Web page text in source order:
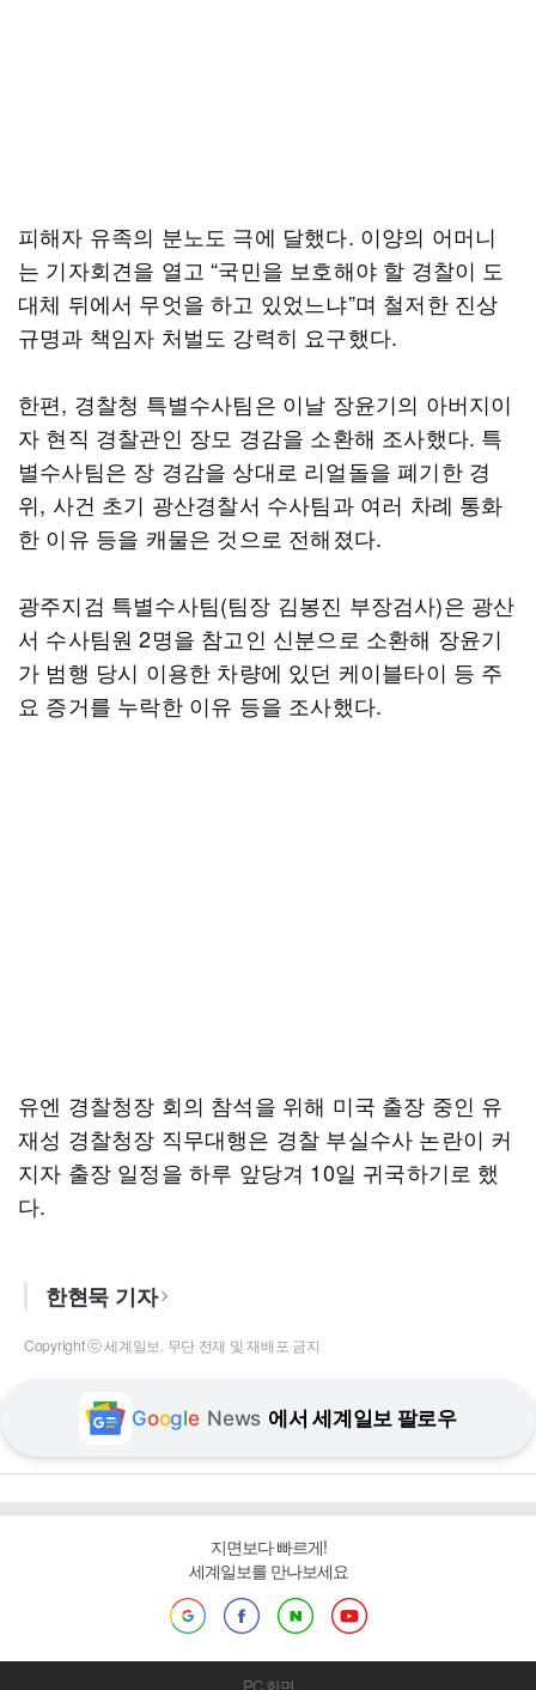
피해자 유족의 분노도 극에 달했다. 이양의 어머니
는 기자회견을 열고 “국민을 보호해야 할 경찰이 도
대체 뒤에서 무엇을 하고 있었느냐”며 철저한 진상
규명과 책임자 처벌도 강력히 요구했다.
한편, 경찰청 특별수사팀은 이날 장윤기의 아버지이
자 현직 경찰관인 장모 경감을 소환해 조사했다. 특
별수사팀은 장 경감을 상대로 리얼돌을 폐기한 경
위, 사건 초기 광산경찰서 수사팀과 여러 차례 통화
한 이유 등을 캐물은 것으로 전해졌다.
광주지검 특별수사팀(팀장 김봉진 부장검사)은 광산
서 수사팀원 2명을 참고인 신분으로 소환해 장윤기
가 범행 당시 이용한 차량에 있던 케이블타이 등 주
요 증거를 누락한 이유 등을 조사했다.
유엔 경찰청장 회의 참석을 위해 미국 출장 중인 유
재성 경찰청장 직무대행은 경찰 부실수사 논란이 커
지자 출장 일정을 하루 앞당겨 10일 귀국하기로 했
다.
한현묵 기자
Copyright ⓒ 세계일보. 무단 전재 및 재배포 금지
Google News 에서 세계일보 팔로우
지면보다 빠르게!
세계일보를 만나보세요